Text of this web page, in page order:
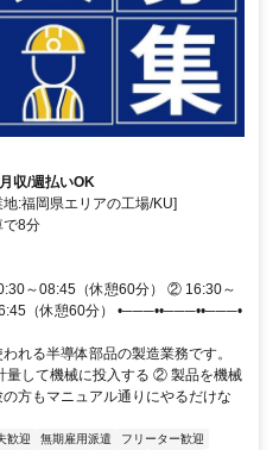
収/週払いOK
:福岡県エリアの工場/KU]
で8分
～08:45（休憩60分） ② 16:30～
（休憩60分） •───••───••───•
れる半導体部品の製造業務です。
量して機械に投入する ② 製品を機械
方もマニュアル通りにやるだけな
歓迎 無期雇用派遣
フリーター歓迎